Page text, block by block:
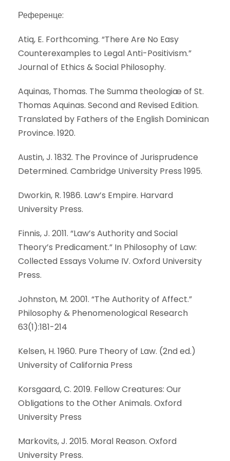
Референце:
Atiq, E. Forthcoming. “There Are No Easy
Counterexamples to Legal Anti-Positivism.”
Journal of Ethics & Social Philosophy.
Aquinas, Thomas. The Summa theologiæ of St.
Thomas Aquinas. Second and Revised Edition.
Translated by Fathers of the English Dominican
Province. 1920.
Austin, J. 1832. The Province of Jurisprudence
Determined. Cambridge University Press 1995.
Dworkin, R. 1986. Law’s Empire. Harvard
University Press.
Finnis, J. 2011. “Law’s Authority and Social
Theory’s Predicament.” In Philosophy of Law:
Collected Essays Volume IV. Oxford University
Press.
Johnston, M. 2001. “The Authority of Affect.”
Philosophy & Phenomenological Research
63(1):181-214
Kelsen, H. 1960. Pure Theory of Law. (2nd ed.)
University of California Press
Korsgaard, C. 2019. Fellow Creatures: Our
Obligations to the Other Animals. Oxford
University Press
Markovits, J. 2015. Moral Reason. Oxford
University Press.